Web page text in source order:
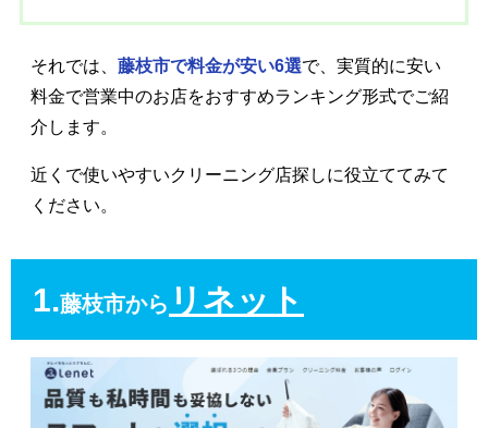
それでは、 藤枝市で料金が安い6選で、実質的に安い
料金で営業中のお店をおすすめランキング形式でご紹
介します。
近くで使いやすいクリーニング店探しに役立ててみて
ください。
1.藤枝市から リネット